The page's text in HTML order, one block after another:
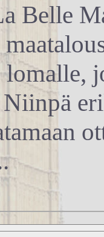
Belle
lomalle,
Niinpä